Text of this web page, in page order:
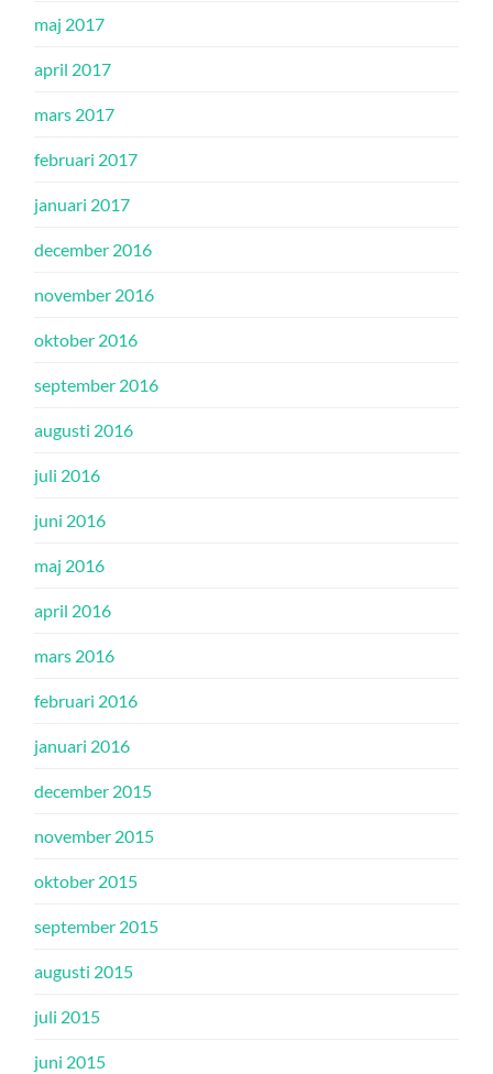
maj 2017
april 2017
mars 2017
februari 2017
januari 2017
december 2016
november 2016
oktober 2016
september 2016
augusti 2016
juli 2016
juni 2016
maj 2016
april 2016
mars 2016
februari 2016
januari 2016
december 2015
november 2015
oktober 2015
september 2015
augusti 2015
juli 2015
juni 2015